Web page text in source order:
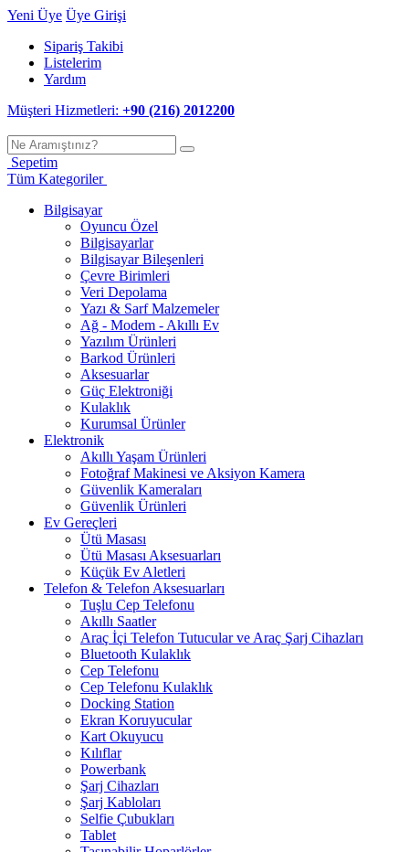
Yeni Üye Üye Girişi
Sipariş Takibi
Listelerim
Yardım
Müşteri Hizmetleri: +90 (216) 2012200
Sepetim
Tüm Kategoriler
Bilgisayar
Oyuncu Özel
Bilgisayarlar
Bilgisayar Bileşenleri
Çevre Birimleri
Veri Depolama
Yazı & Sarf Malzemeler
Ağ - Modem - Akıllı Ev
Yazılım Ürünleri
Barkod Ürünleri
Aksesuarlar
Güç Elektroniği
Kulaklık
Kurumsal Ürünler
Elektronik
Akıllı Yaşam Ürünleri
Fotoğraf Makinesi ve Aksiyon Kamera
Güvenlik Kameraları
Güvenlik Ürünleri
Ev Gereçleri
Ütü Masası
Ütü Masası Aksesuarları
Küçük Ev Aletleri
Telefon & Telefon Aksesuarları
Tuşlu Cep Telefonu
Akıllı Saatler
Araç İçi Telefon Tutucular ve Araç Şarj Cihazları
Bluetooth Kulaklık
Cep Telefonu
Cep Telefonu Kulaklık
Docking Station
Ekran Koruyucular
Kart Okuyucu
Kılıflar
Powerbank
Şarj Cihazları
Şarj Kabloları
Selfie Çubukları
Tablet